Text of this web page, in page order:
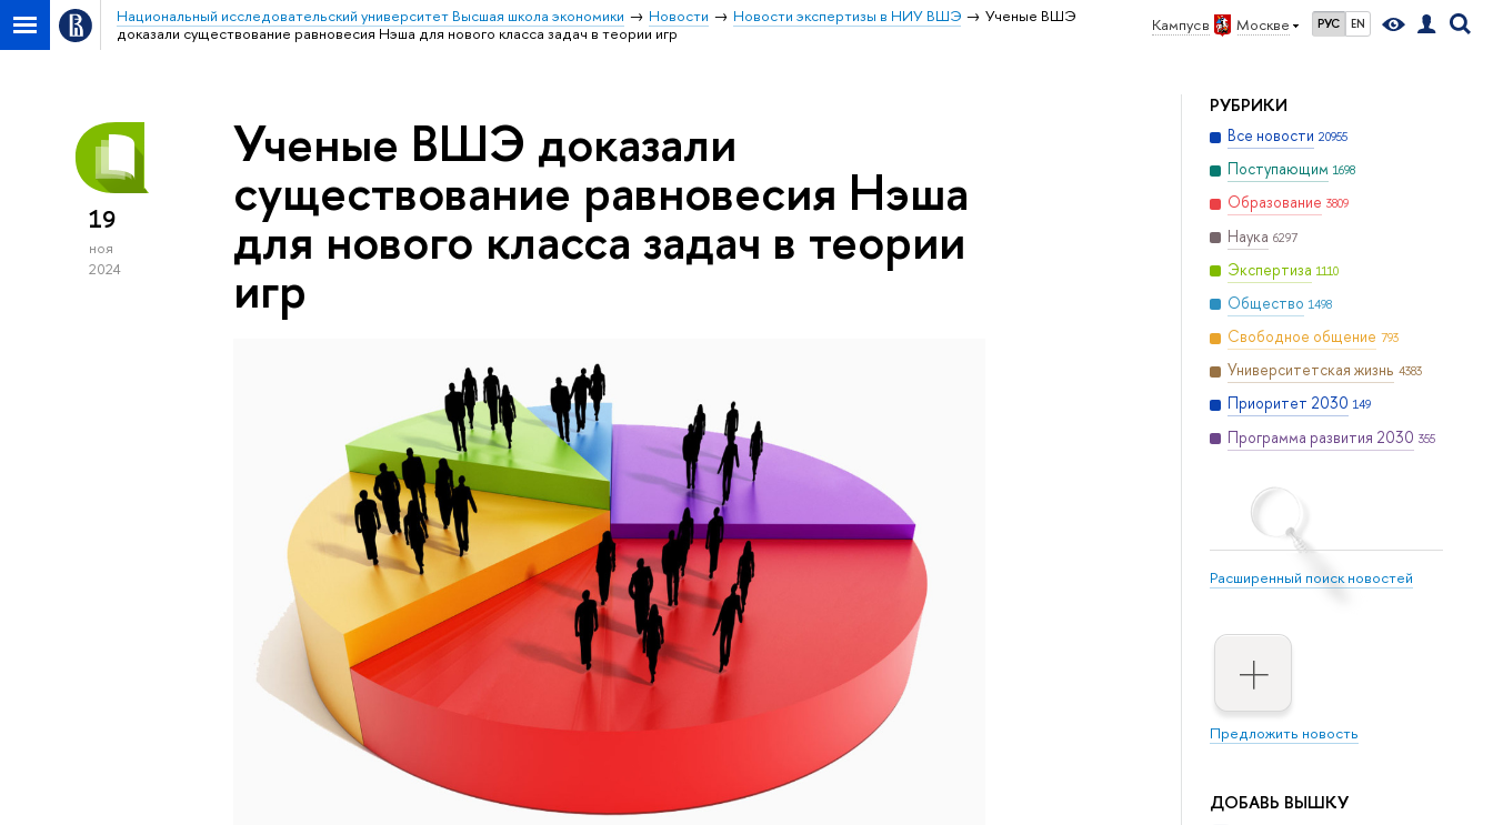
Кампус в Москве РУС EN
Национальный исследовательский университет Высшая школа экономики Новости Новости экспертизы в НИУ ВШЭ
Ученые ВШЭ
доказали существование равновесия Нэша для нового класса задач в теории игр
РУБРИКИ
Все новости 20955
Поступающим 1698
Образование 3809
Наука 6297
Экспертиза 1110
Общество 1498
Свободное общение 793
Университетская жизнь 4383
Приоритет 2030 149
Программа развития 2030 355
Расширенный поиск новостей
Предложить новость
ДОБАВЬ ВЫШКУ
19
ноя
2024
Ученые ВШЭ доказали
существование равновесия Нэша
для нового класса задач в теории
игр